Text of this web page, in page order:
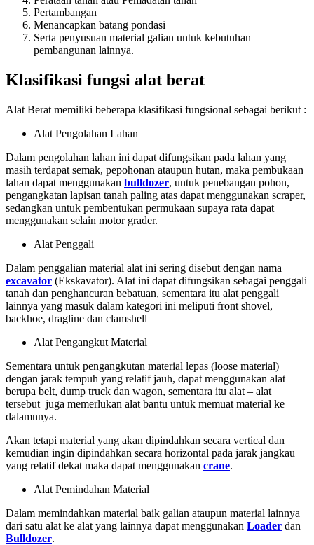
Pertambangan
Menancapkan batang pondasi
Serta penyusuan material galian untuk kebutuhan
pembangunan lainnya.
Klasifikasi fungsi alat berat
Alat Berat memiliki beberapa klasifikasi fungsional sebagai berikut :
Alat Pengolahan Lahan
Dalam pengolahan lahan ini dapat difungsikan pada lahan yang
masih terdapat semak, pepohonan ataupun hutan, maka pembukaan
lahan dapat menggunakan bulldozer, untuk penebangan pohon,
pengangkatan lapisan tanah paling atas dapat menggunakan scraper,
sedangkan untuk pembentukan permukaan supaya rata dapat
menggunakan selain motor grader.
Alat Penggali
Dalam penggalian material alat ini sering disebut dengan nama
excavator (Ekskavator). Alat ini dapat difungsikan sebagai penggali
tanah dan penghancuran bebatuan, sementara itu alat penggali
lainnya yang masuk dalam kategori ini meliputi front shovel,
backhoe, dragline dan clamshell
Alat Pengangkut Material
Sementara untuk pengangkutan material lepas (loose material)
dengan jarak tempuh yang relatif jauh, dapat menggunakan alat
berupa belt, dump truck dan wagon, sementara itu alat – alat
tersebut juga memerlukan alat bantu untuk memuat material ke
dalamnnya.
Akan tetapi material yang akan dipindahkan secara vertical dan
kemudian ingin dipindahkan secara horizontal pada jarak jangkau
yang relatif dekat maka dapat menggunakan crane.
Alat Pemindahan Material
Dalam memindahkan material baik galian ataupun material lainnya
dari satu alat ke alat yang lainnya dapat menggunakan Loader dan
Bulldozer.